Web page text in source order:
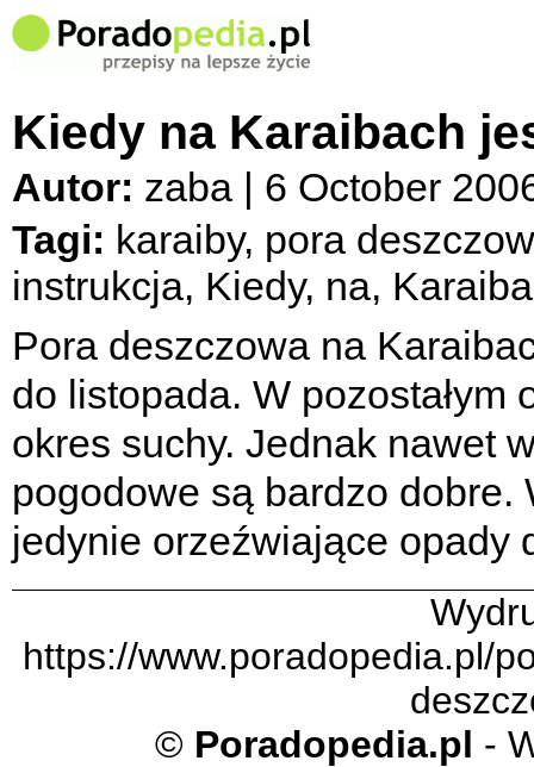
Kiedy na Karaibach
Autor: zaba | 6 October
Tagi: karaiby, pora
instrukcja, Kiedy, na,
Pora deszczowa na
do listopada. W
okres suchy. Jednak nawet
pogodowe są bardzo
jedynie orzeźwiające opady
https://www.poradopedia.pl/
© Poradopedia.pl -